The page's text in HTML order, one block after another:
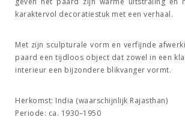
karaktervol decoratiestuk met een verhaal.
Met zijn sculpturale vorm en verfijnde
paard een tijdloos object dat zowel in een
interieur een bijzondere blikvanger vormt.
Herkomst: India (waarschijnlijk Rajasthan)
Periode: ca. 1930–1950